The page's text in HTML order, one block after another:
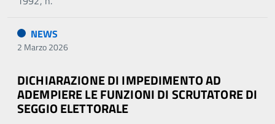
NEWS
2 Marzo 2026
DICHIARAZIONE DI IMPEDIMENTO AD
ADEMPIERE LE FUNZIONI DI SCRUTATORE DI
SEGGIO ELETTORALE